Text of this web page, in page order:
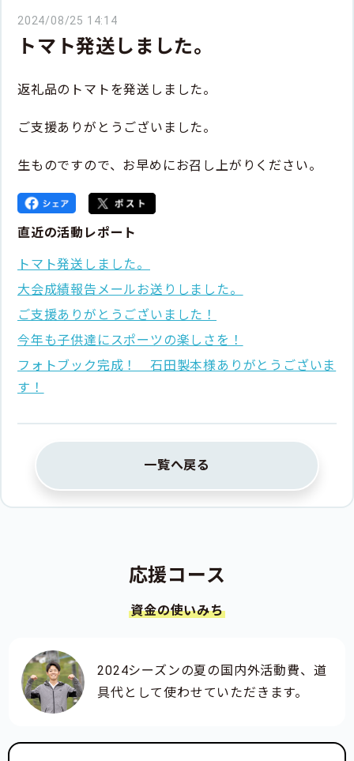
2024/08/25 14:14
トマト発送しました。
返礼品のトマトを発送しました。
ご支援ありがとうございました。
生ものですので、お早めにお召し上がりください。
直近の活動レポート
トマト発送しました。
大会成績報告メールお送りしました。
ご支援ありがとうございました！
今年も子供達にスポーツの楽しさを！
フォトブック完成！ 石田製本様ありがとうございま
す！
一覧へ戻る
応援コース
資金の使いみち
2024シーズンの夏の国内外活動費、道
具代として使わせていただきます。